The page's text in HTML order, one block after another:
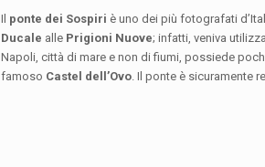
Il ponte dei Sospiri è uno dei più fotografati
Ducale alle Prigioni Nuove; infatti, veniva
Napoli, città di mare e non di fiumi, possiede
famoso Castel dell’Ovo. Il ponte è sicuramente